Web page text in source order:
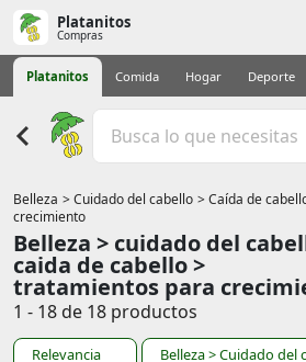
Platanitos
Compras
Platanitos Comida Hogar Deporte
Belleza > Cuidado del cabello > Caída de
crecimiento
Belleza > cuidado del
caida de cabello >
tratamientos para
1 - 18 de 18 productos
Relevancia Belleza> Cuidado del